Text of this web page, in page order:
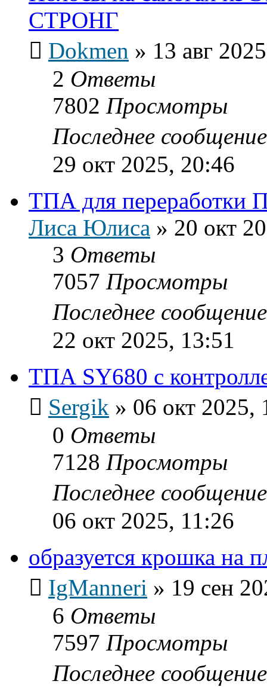
СТРОНГ
Dokmen » 13 авг
2 Ответы
7802 Просмотры
Последнее
29 окт 2025, 20:46
ТПА для переработки
Лиса Юлиса » 20 окт
3 Ответы
7057 Просмотры
Последнее
22 окт 2025, 13:51
ТПА SY680 с
Sergik » 06 окт 2025,
0 Ответы
7128 Просмотры
Последнее
06 окт 2025, 11:26
образуется крошка на
IgManneri » 19 сен
6 Ответы
7597 Просмотры
Последнее